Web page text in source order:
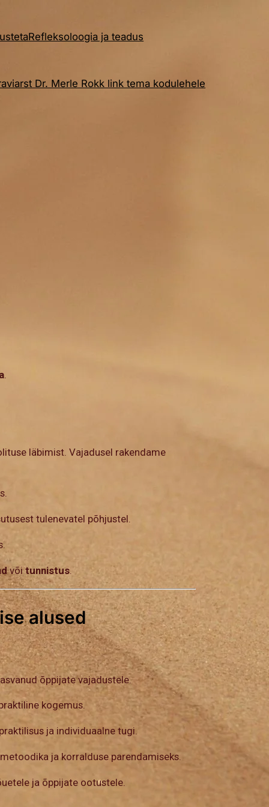
Refleksoloogia ja teadus
Dr. Merle Rokk link tema kodulehele
.
läbimist. Vajadusel rakendame
tulenevatel põhjustel.
võitunnistus
alused
õppijate vajadustele.
kogemus.
ja individuaalne tugi.
ja korralduse parendamiseks.
ja õppijate ootustele.